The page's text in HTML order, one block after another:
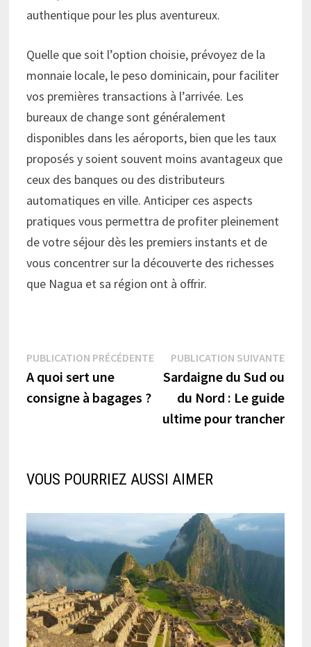
authentique pour les plus aventureux.
Quelle que soit l’option choisie, prévoyez de la
monnaie locale, le peso dominicain, pour faciliter
vos premières transactions à l’arrivée. Les
bureaux de change sont généralement
disponibles dans les aéroports, bien que les taux
proposés y soient souvent moins avantageux que
ceux des banques ou des distributeurs
automatiques en ville. Anticiper ces aspects
pratiques vous permettra de profiter pleinement
de votre séjour dès les premiers instants et de
vous concentrer sur la découverte des richesses
que Nagua et sa région ont à offrir.
Navigation
de
l’article
PUBLICATION PRÉCÉDENTEPublication
précédente :
A quoi sert une
consigne à bagages ?
PUBLICATION SUIVANTE
Sardaigne du Sud ou
du Nord : Le guide
ultime pour trancher
VOUS POURRIEZ AUSSI AIMER